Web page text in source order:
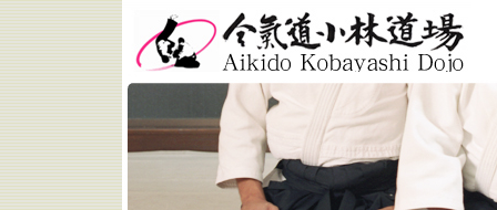
合気道小林道場 Aikido
Kobayashi Dojo